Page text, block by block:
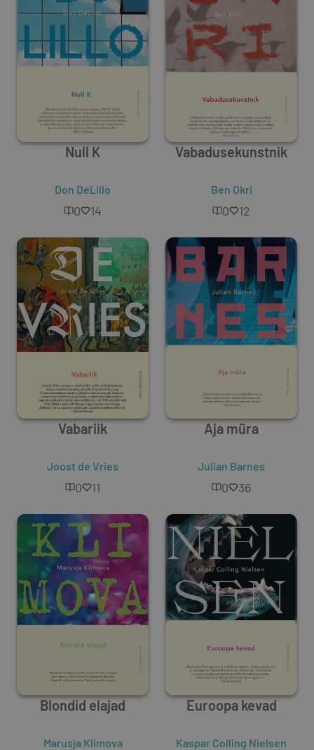
Null K
Don DeLillo
0 14
Vabadusekunstnik
Ben Okri
0 12
Vabariik
Joost de Vries
0 11
Aja müra
Julian Barnes
0 36
Blondid elajad
Marusja Klimova
Euroopa kevad
Kaspar Colling Nielsen